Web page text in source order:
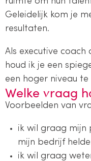
Geleidelijk kom je
resultaten.
Als executive
houd ik je een
een hoger niveau te
Welke vraag
Voorbeelden van
ik wil graag mijn
mijn bedrijf
ik wil graag